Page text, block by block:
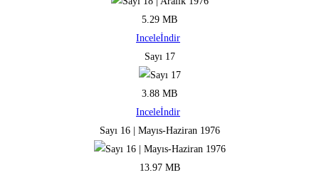
5.29 MB
Inceleİndir
Sayı 17
3.88 MB
Inceleİndir
Sayı 16 | Mayıs-Haziran 1976
13.97 MB